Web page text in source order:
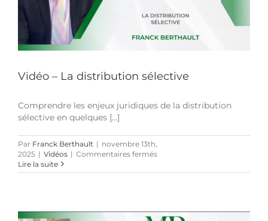
Vidéo – La distribution sélective
Comprendre les enjeux juridiques de la distribution
sélective en quelques [...]
Par Franck Berthault | novembre 13th,
2025 | Vidéos | Commentaires ferméssur
–
Lire la suite